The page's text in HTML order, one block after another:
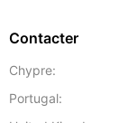
Contacter
Chypre:
Portugal: